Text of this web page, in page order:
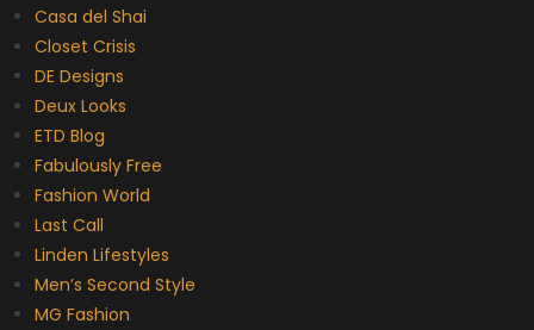
Casa del Shai
Closet Crisis
DE Designs
Deux Looks
ETD Blog
Fabulously Free
Fashion World
Last Call
Linden Lifestyles
Men’s Second Style
MG Fashion